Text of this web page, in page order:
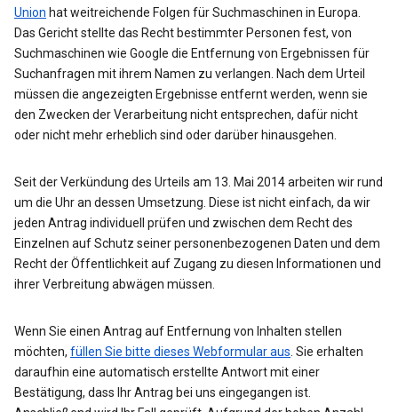
Union hat weitreichende Folgen für Suchmaschinen in Europa.
Das Gericht stellte das Recht bestimmter Personen fest, von
Suchmaschinen wie Google die Entfernung von Ergebnissen für
Suchanfragen mit ihrem Namen zu verlangen. Nach dem Urteil
müssen die angezeigten Ergebnisse entfernt werden, wenn sie
den Zwecken der Verarbeitung nicht entsprechen, dafür nicht
oder nicht mehr erheblich sind oder darüber hinausgehen.
Seit der Verkündung des Urteils am 13. Mai 2014 arbeiten wir rund
um die Uhr an dessen Umsetzung. Diese ist nicht einfach, da wir
jeden Antrag individuell prüfen und zwischen dem Recht des
Einzelnen auf Schutz seiner personenbezogenen Daten und dem
Recht der Öffentlichkeit auf Zugang zu diesen Informationen und
ihrer Verbreitung abwägen müssen.
Wenn Sie einen Antrag auf Entfernung von Inhalten stellen
möchten, füllen Sie bitte dieses Webformular aus . Sie erhalten
daraufhin eine automatisch erstellte Antwort mit einer
Bestätigung, dass Ihr Antrag bei uns eingegangen ist.